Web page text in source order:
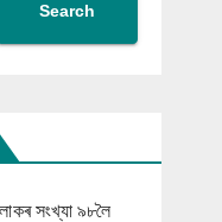
Search
সংখ্যা ৯৮লৈ